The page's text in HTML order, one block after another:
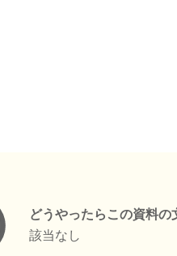
どうやったらこの資料の
該当なし